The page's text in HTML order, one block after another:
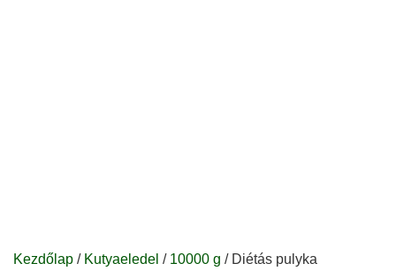
Kezdőlap / Kutyaeledel / 10000 g / Diétás pulyka